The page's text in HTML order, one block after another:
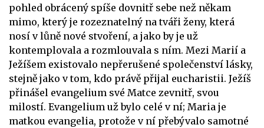
pohled obrácený spíše dovnitř sebe než někam
mimo, který je rozeznatelný na tváři ženy, která
nosí v lůně nové stvoření, a jako by je už
kontemplovala a rozmlouvala s ním. Mezi Marií a
Ježíšem existovalo nepřerušené společenství lásky,
stejně jako v tom, kdo právě přijal eucharistii. Ježíš
přinášel evangelium své Matce zevnitř, svou
milostí. Evangelium už bylo celé v ní; Maria je
matkou evangelia, protože v ní přebývalo samotné